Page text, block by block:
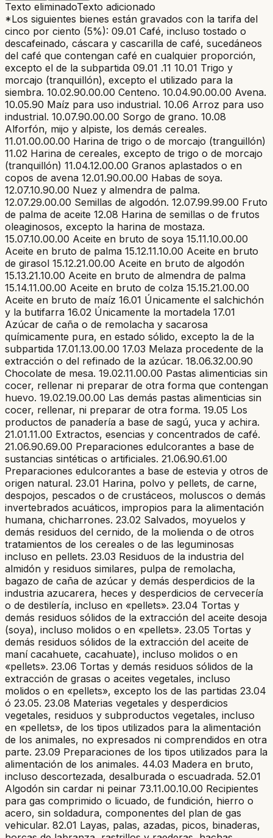
Texto eliminadoTexto adicionado
*Los siguientes bienes están gravados con la tarifa del
cinco por ciento (5%): 09.01 Café, incluso tostado o
descafeinado, cáscara y cascarilla de café, sucedáneos
del café que contengan café en cualquier proporción,
excepto el de la subpartida 09.01 .11 10.01 Trigo y
morcajo (tranquillón), excepto el utilizado para la
siembra. 10.02.90.00.00 Centeno. 10.04.90.00.00 Avena.
10.05.90 Maíz para uso industrial. 10.06 Arroz para uso
industrial. 10.07.90.00.00 Sorgo de grano. 10.08
Alforfón, mijo y alpiste, los demás cereales.
11.01.00.00.00 Harina de trigo o de morcajo (tranguillón)
11.02 Harina de cereales, excepto de trigo o de morcajo
(tranquillón) 11.04.12.00.00 Granos aplastados o en
copos de avena 12.01.90.00.00 Habas de soya.
12.07.10.90.00 Nuez y almendra de palma.
12.07.29.00.00 Semillas de algodón. 12.07.99.99.00 Fruto
de palma de aceite 12.08 Harina de semillas o de frutos
oleaginosos, excepto la harina de mostaza.
15.07.10.00.00 Aceite en bruto de soya 15.11.10.00.00
Aceite en bruto de palma 15.12.11.10.00 Aceite en bruto
de girasol 15.12.21.00.00 Aceite en bruto de algodón
15.13.21.10.00 Aceite en bruto de almendra de palma
15.14.11.00.00 Aceite en bruto de colza 15.15.21.00.00
Aceite en bruto de maíz 16.01 Únicamente el salchichón
y la butifarra 16.02 Únicamente la mortadela 17.01
Azúcar de caña o de remolacha y sacarosa
químicamente pura, en estado sólido, excepto la de la
subpartida 17.01.13.00.00 17.03 Melaza procedente de la
extracción o del refinado de la azúcar. 18.06.32.00.90
Chocolate de mesa. 19.02.11.00.00 Pastas alimenticias sin
cocer, rellenar ni preparar de otra forma que contengan
huevo. 19.02.19.00.00 Las demás pastas alimenticias sin
cocer, rellenar, ni preparar de otra forma. 19.05 Los
productos de panadería a base de sagú, yuca y achira.
21.01.11.00 Extractos, esencias y concentrados de café.
21.06.90.69.00 Preparaciones edulcorantes a base de
sustancias sintéticas o artificiales. 21.06.90.61.00
Preparaciones edulcorantes a base de estevia y otros de
origen natural. 23.01 Harina, polvo y pellets, de carne,
despojos, pescados o de crustáceos, moluscos o demás
invertebrados acuáticos, impropios para la alimentación
humana, chicharrones. 23.02 Salvados, moyuelos y
demás residuos del cernido, de la molienda o de otros
tratamientos de los cereales o de las leguminosas
incluso en pellets. 23.03 Residuos de la industria del
almidón y residuos similares, pulpa de remolacha,
bagazo de caña de azúcar y demás desperdicios de la
industria azucarera, heces y desperdicios de cervecería
o de destilería, incluso en «pellets». 23.04 Tortas y
demás residuos sólidos de la extracción del aceite desoja
(soya), incluso molidos o en «pellets». 23.05 Tortas y
demás residuos sólidos de la extracción del aceite de
maní cacahuete, cacahuate), incluso molidos o en
«pellets». 23.06 Tortas y demás residuos sólidos de la
extracción de grasas o aceites vegetales, incluso
molidos o en «pellets», excepto los de las partidas 23.04
ó 23.05. 23.08 Materias vegetales y desperdicios
vegetales, residuos y subproductos vegetales, incluso
en «pellets», de los tipos utilizados para la alimentación
de los animales, no expresados ni comprendidos en otra
parte. 23.09 Preparaciones de los tipos utilizados para la
alimentación de los animales. 44.03 Madera en bruto,
incluso descortezada, desalburada o escuadrada. 52.01
Algodón sin cardar ni peinar 73.11.00.10.00 Recipientes
para gas comprimido o licuado, de fundición, hierro o
acero, sin soldadura, componentes del plan de gas
vehicular. 82.01 Layas, palas, azadas, picos, binaderas,